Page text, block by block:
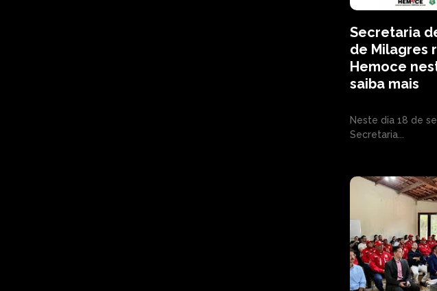
Secretaria
de Milagres
Hemoce
saiba mais
Neste dia 18 de
Secretaria...